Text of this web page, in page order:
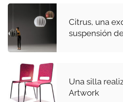
Citrus, una
suspensión
Una silla
Artwork